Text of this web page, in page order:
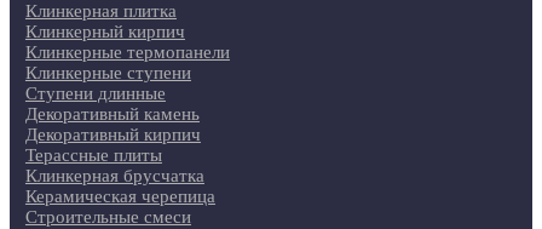
Клинкерная плитка
Клинкерный кирпич
Клинкерные термопанели
Клинкерные ступени
Ступени длинные
Декоративный камень
Декоративный кирпич
Терассные плиты
Клинкерная брусчатка
Керамическая черепица
Строительные смеси